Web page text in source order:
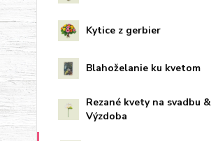
Kytice z gerbier
Blahoželanie ku kvetom
Rezané kvety na svadbu &
Výzdoba